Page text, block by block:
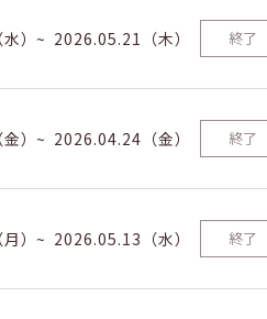
） 2026.05.21（木） 終了
） 2026.04.24（金） 終了
） 2026.05.13（水） 終了